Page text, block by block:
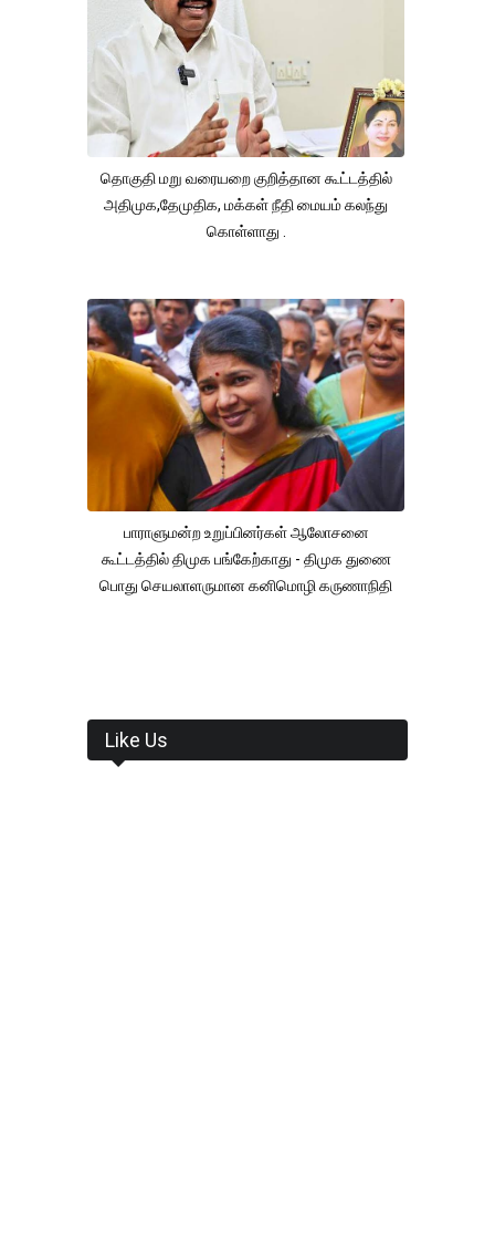
தொகுதி மறு வரையறை குறித்தான கூட்டத்தில்
அதிமுக,தேமுதிக, மக்கள் நீதி மையம் கலந்து
கொள்ளாது .
பாராளுமன்ற உறுப்பினர்கள் ஆலோசனை
கூட்டத்தில் திமுக பங்கேற்காது - திமுக துணை
பொது செயலாளருமான கனிமொழி கருணாநிதி
Like Us